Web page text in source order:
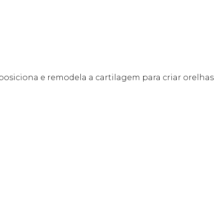
e remodela a cartilagem para criar orelhas